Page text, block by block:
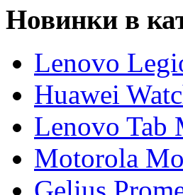
Новинки в
Lenovo
Huawei
Lenovo Tab
Motorola